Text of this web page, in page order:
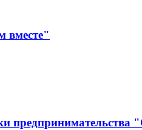
вместе"